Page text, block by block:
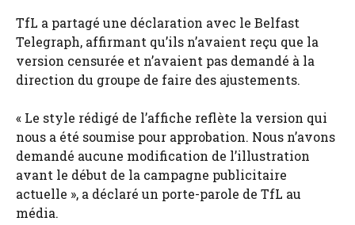
TfL a partagé une déclaration avec le Belfast
Telegraph, affirmant qu’ils n’avaient reçu que la
version censurée et n’avaient pas demandé à la
direction du groupe de faire des ajustements.
« Le style rédigé de l’affiche reflète la version qui
nous a été soumise pour approbation. Nous n’avons
demandé aucune modification de l’illustration
avant le début de la campagne publicitaire
actuelle », a déclaré un porte-parole de TfL au
média.